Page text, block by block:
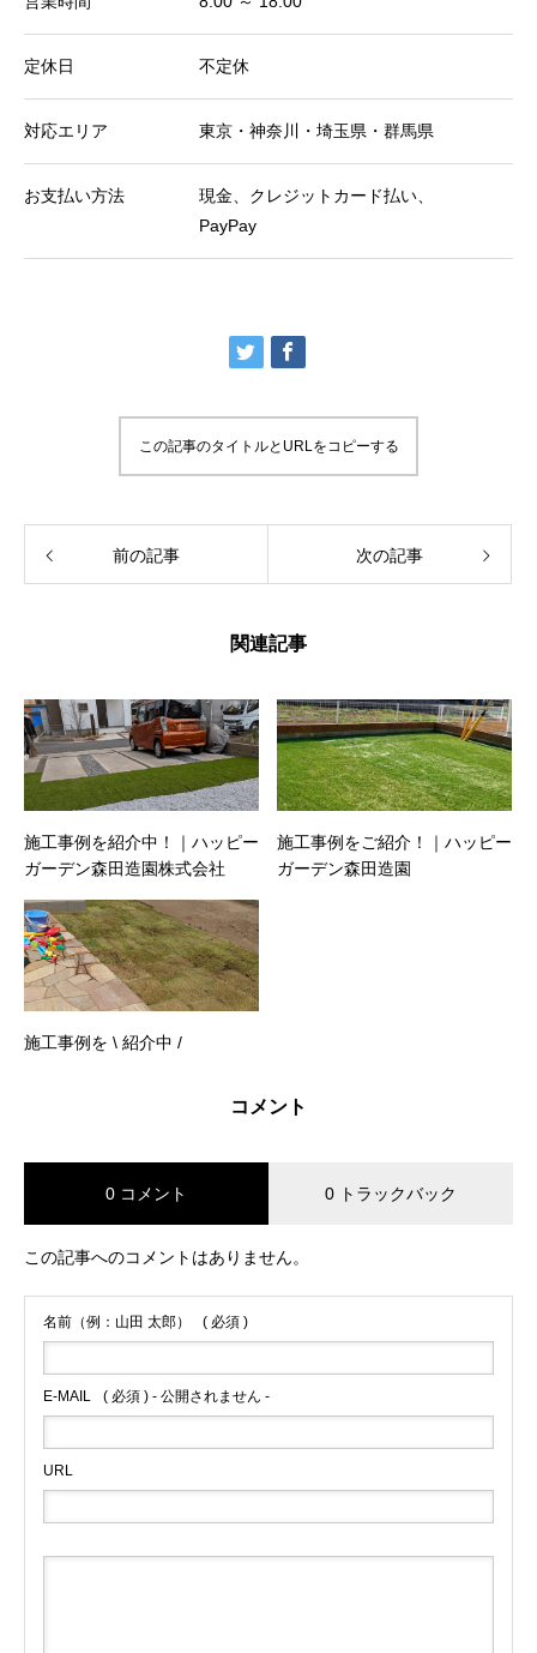
定休日 不定休
対応エリア 東京・神奈川・埼玉県・群馬県
お支払い方法
現金、クレジットカード払い、
PayPay
この記事のタイトルとURLをコピーする
前の記事 次の記事
関連記事
施工事例を紹介中！｜ハッピー
ガーデン森田造園株式会社
施工事例をご紹介！｜ハッピー
ガーデン森田造園
施工事例を \ 紹介中 /
コメント
0 コメント 0 トラックバック
この記事へのコメントはありません。
名前（例：山田 太郎） ( 必須 )
E-MAIL ( 必須 ) - 公開されません -
URL